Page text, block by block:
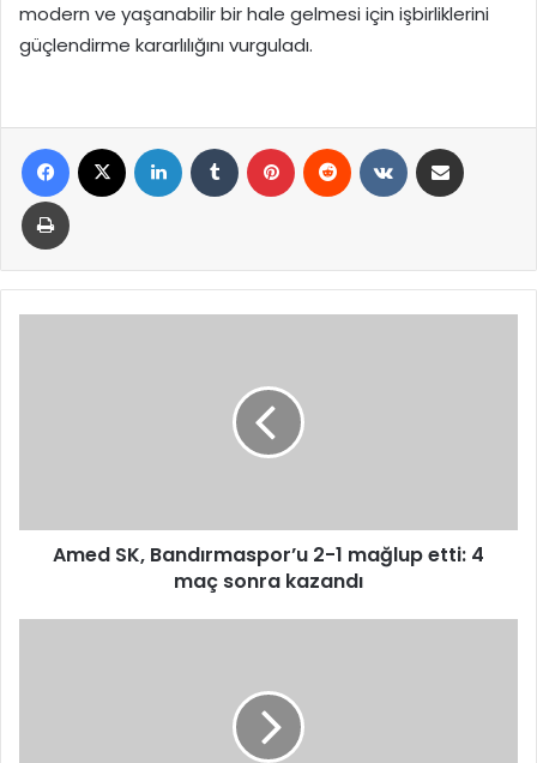
modern ve yaşanabilir bir hale gelmesi için işbirliklerini
güçlendirme kararlılığını vurguladı.
Facebook LinkedIn Tumblr Pinterest Reddit VKontakte
Yazdır
maç
sonraAmed SK, Bandırmaspor’u 2-1 mağlup etti: 4
maç sonra kazandı